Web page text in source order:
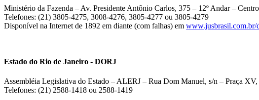
Ministério da Fazenda – Av. Presidente Antônio Carlos, 375 – 12º Andar –
Telefones: (21) 3805-4275, 3008-4276, 3805-4277 ou 3805-4279
Disponível na Internet de 1892 em diante (com falhas) em www.jusbrasil.com.br/
Estado do Rio de Janeiro - DORJ
Assembléia Legislativa do Estado – ALERJ – Rua Dom Manuel, s/n – Praça
Telefones: (21) 2588-1418 ou 2588-1419